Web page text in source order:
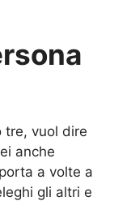
tre, vuol dire
anche
a volte a
gli altri e